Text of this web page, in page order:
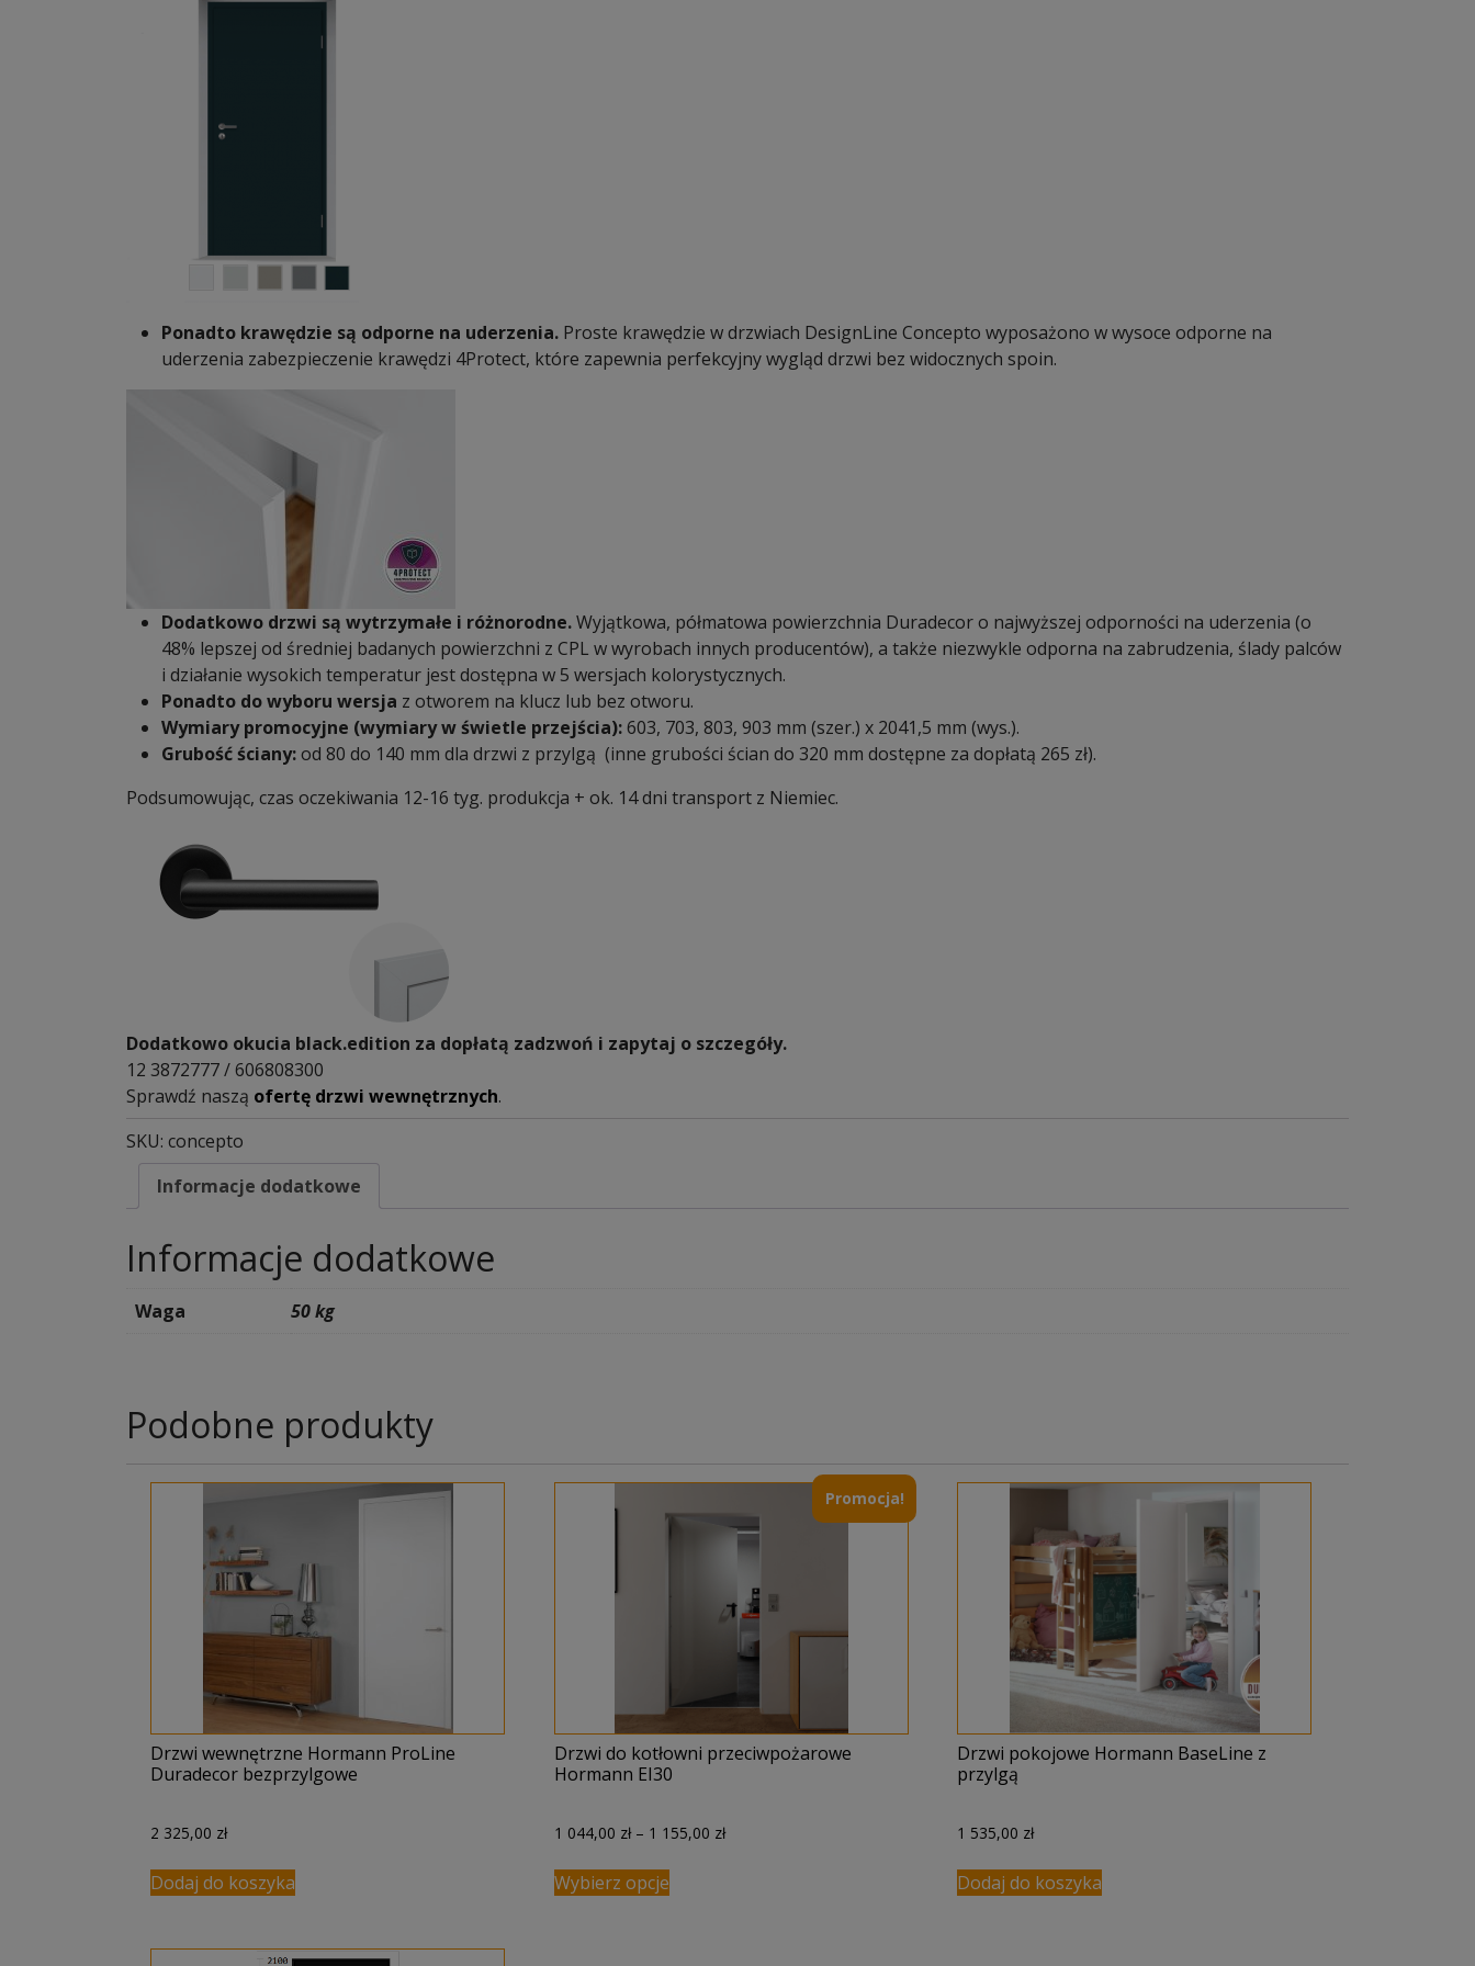
Ponadto krawędzie są odporne na uderzenia. Proste krawędzie w drzwiach DesignLine Concepto wyposażono w wysoce odporne na
uderzenia zabezpieczenie krawędzi 4Protect, które zapewnia perfekcyjny wygląd drzwi bez widocznych spoin.
Dodatkowo drzwi są wytrzymałe i różnorodne.Wyjątkowa, półmatowa powierzchnia Duradecor o najwyższej odporności na uderzenia (o
48% lepszej od średniej badanych powierzchni z CPL w wyrobach innych producentów), a także niezwykle odporna na zabrudzenia, ślady palców
i działanie wysokich temperatur jest dostępna w 5 wersjach kolorystycznych.
Ponadto do wyboru wersja z otworem na klucz lub bez otworu.
Wymiary promocyjne (wymiary w świetle przejścia):603, 703, 803, 903 mm (szer.) x 2041,5 mm (wys.).
Grubość ściany:od 80 do 140 mm dla drzwi z przylgą (inne grubości ścian do 320 mm dostępne za dopłatą 265 zł).
Podsumowując, czas oczekiwania 12-16 tyg. produkcja + ok. 14 dni transport z Niemiec.
Dodatkowo okucia black.edition za dopłatą zadzwoń i zapytaj o szczegóły.
12 3872777 / 606808300
Sprawdź naszą ofertę drzwi wewnętrznych.
SKU: concepto
Informacje dodatkowe
Informacje dodatkowe
Waga 50 kg
Podobne produkty
Drzwi wewnętrzne Hormann ProLine
Duradecor bezprzylgowe
2 325,00 zł
Dodaj do koszyka
Promocja!
Drzwi do kotłowni przeciwpożarowe
Hormann EI30
1 044,00 zł – 1 155,00 złZakres
Wybierz opcje
Drzwi pokojowe Hormann BaseLine z
przylgą
1 535,00 zł
Dodaj do koszyka